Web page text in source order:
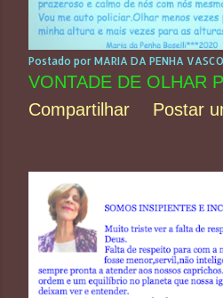
Postado por MARIA DA PENHA
VONTADE DE OLHAR
Compartilhar
Postar